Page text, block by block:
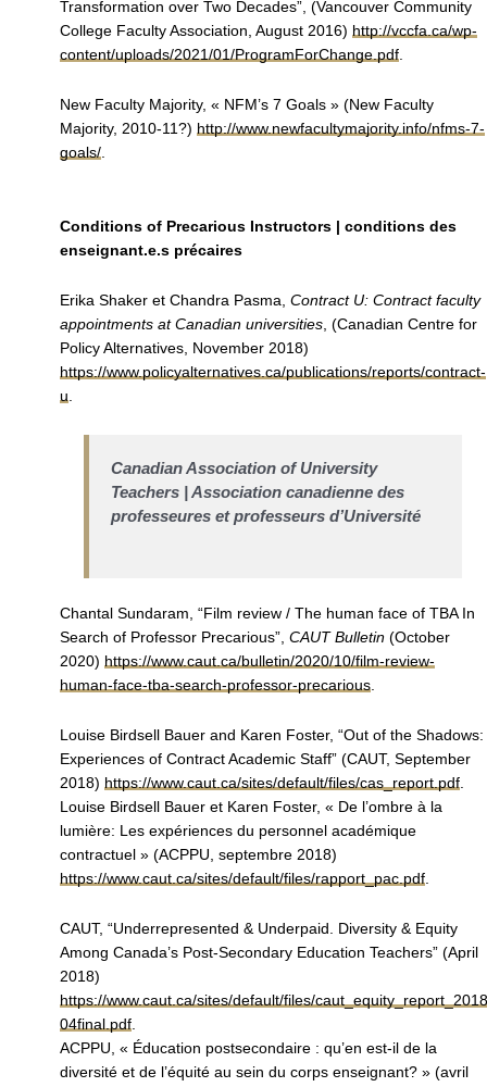
Transformation over Two Decades”, (Vancouver Community
College Faculty Association, August 2016) http://vccfa.ca/wp-
content/uploads/2021/01/ProgramForChange.pdf.
New Faculty Majority, « NFM’s 7 Goals » (New Faculty
Majority, 2010-11?) http://www.newfacultymajority.info/nfms-7-
goals/.
Conditions of Precarious Instructors | conditions des
enseignant.e.s précaires
Erika Shaker et Chandra Pasma, Contract U: Contract faculty
appointments at Canadian universities, (Canadian Centre for
Policy Alternatives, November 2018)
https://www.policyalternatives.ca/publications/reports/contract-
u
Canadian Association of University
Teachers | Association canadienne des
professeures et professeurs d’Université
Chantal Sundaram, “Film review / The human face of TBA In
Search of Professor Precarious”, CAUT Bulletin(October
2020) https://www.caut.ca/bulletin/2020/10/film-review-
human-face-tba-search-professor-precarious.
Louise Birdsell Bauer and Karen Foster, “Out of the Shadows:
Experiences of Contract Academic Staff” (CAUT, September
2018) https://www.caut.ca/sites/default/files/cas_report.pdf.
Louise Birdsell Bauer et Karen Foster, « De l’ombre à la
lumière: Les expériences du personnel académique
contractuel » (ACPPU, septembre 2018)
https://www.caut.ca/sites/default/files/rapport_pac.pdf.
CAUT, “Underrepresented & Underpaid. Diversity & Equity
Among Canada’s Post-Secondary Education Teachers” (April
2018)
https://www.caut.ca/sites/default/files/
04final.pdf.
ACPPU, « Éducation postsecondaire : qu’en est-il de la
diversité et de l’équité au sein du corps enseignant? » (avril